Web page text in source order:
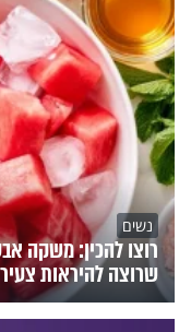
נשים
רוצו להכין: משקה
שרוצה להיראות